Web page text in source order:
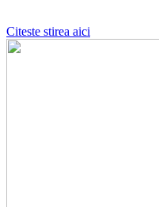
Citeste stirea aici